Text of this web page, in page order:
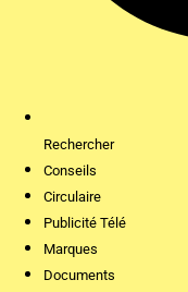
Rechercher
Conseils
Circulaire
Publicité Télé
Marques
Documents